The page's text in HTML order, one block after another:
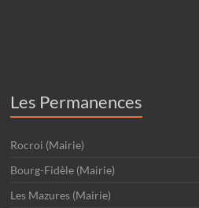
Les Permanences
Rocroi (Mairie)
Bourg-Fidèle (Mairie)
Les Mazures (Mairie)